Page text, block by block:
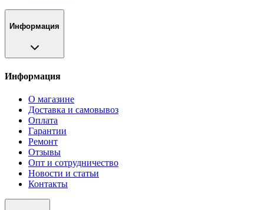
Информация
Информация
О магазине
Доставка и самовывоз
Оплата
Гарантии
Ремонт
Отзывы
Опт и сотрудничество
Новости и статьи
Контакты